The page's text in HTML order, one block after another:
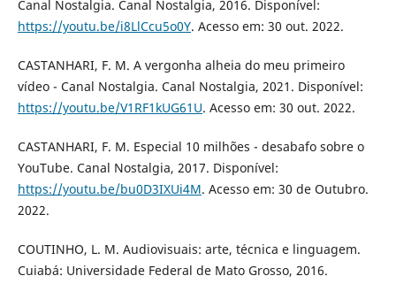
Canal Nostalgia. Canal Nostalgia, 2016. Disponível:
https://youtu.be/i8LlCcu5o0Y. Acesso em: 30 out. 2022.
CASTANHARI, F. M. A vergonha alheia do meu primeiro
vídeo - Canal Nostalgia. Canal Nostalgia, 2021. Disponível:
https://youtu.be/V1RF1kUG61U. Acesso em: 30 out. 2022.
CASTANHARI, F. M. Especial 10 milhões - desabafo sobre o
YouTube. Canal Nostalgia, 2017. Disponível:
https://youtu.be/bu0D3IXUi4M. Acesso em: 30 de Outubro.
2022.
COUTINHO, L. M. Audiovisuais: arte, técnica e linguagem.
Cuiabá: Universidade Federal de Mato Grosso, 2016.